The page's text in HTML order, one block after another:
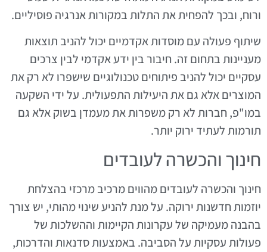
ורוח, ובכך להפחית את התלות במקורות אנרגיה פוסיליים.
שיתוף פעולה עם מוסדות אקדמיים יכול להניב תוצאות
מעניינות בתחום זה. חיבור בין ידע אקדמי לבין צרכים
עסקיים יכול להניב פיתוחים טכנולוגיים שישפרו לא רק את
המוצרים אלא גם את היעילות התפעולית. על ידי השקעה
במו"פ, חברות לא רק משפרות את מעמדן בשוק אלא גם
תורמות לעתיד ירוק יותר.
חינוך והכשרה לעובדים
חינוך והכשרה לעובדים מהווים מרכיב מרכזי בהצלחת
יוזמות חדשנות ירוקה. על מנת להניע שינוי מהותי, יש צורך
בהבנה מעמיקה של עקרונות הקיימות וההשלכות של
פעולות עסקיות על הסביבה. באמצעות סדנאות והדרכות,